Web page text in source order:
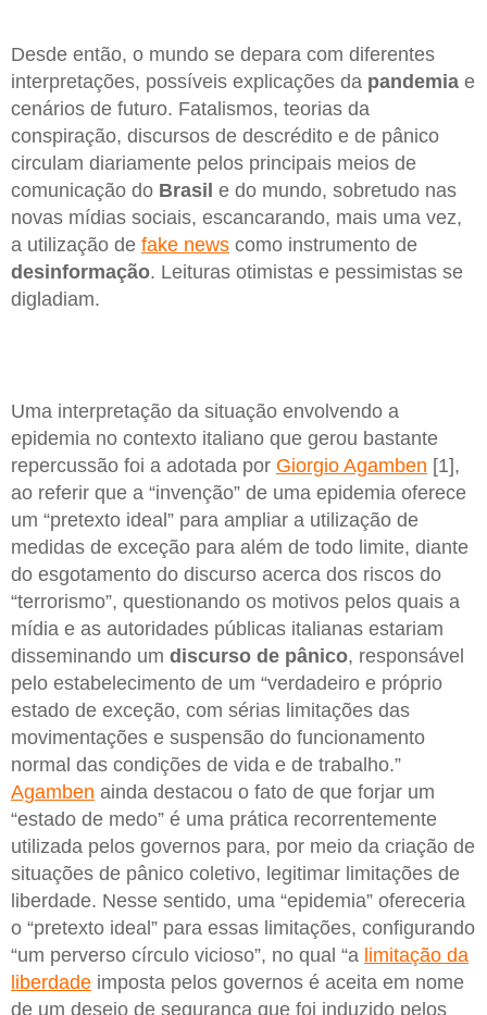
Desde então, o mundo se depara com diferentes
interpretações, possíveis explicações da pandemia e
cenários de futuro. Fatalismos, teorias da
conspiração, discursos de descrédito e de pânico
circulam diariamente pelos principais meios de
comunicação do Brasil e do mundo, sobretudo nas
novas mídias sociais, escancarando, mais uma vez,
a utilização de fake news como instrumento de
desinformação. Leituras otimistas e pessimistas se
digladiam.
Uma interpretação da situação envolvendo a
epidemia no contexto italiano que gerou bastante
repercussão foi a adotada por Giorgio Agamben [1],
ao referir que a “invenção” de uma epidemia oferece
um “pretexto ideal” para ampliar a utilização de
medidas de exceção para além de todo limite, diante
do esgotamento do discurso acerca dos riscos do
“terrorismo”, questionando os motivos pelos quais a
mídia e as autoridades públicas italianas estariam
disseminando um discurso de pânico, responsável
pelo estabelecimento de um “verdadeiro e próprio
estado de exceção, com sérias limitações das
movimentações e suspensão do funcionamento
normal das condições de vida e de trabalho.”
Agamben ainda destacou o fato de que forjar um
“estado de medo” é uma prática recorrentemente
utilizada pelos governos para, por meio da criação de
situações de pânico coletivo, legitimar limitações de
liberdade. Nesse sentido, uma “epidemia” ofereceria
o “pretexto ideal” para essas limitações, configurando
“um perverso círculo vicioso”, no qual “a limitação da
liberdade imposta pelos governos é aceita em nome
de um desejo de segurança que foi induzido pelos